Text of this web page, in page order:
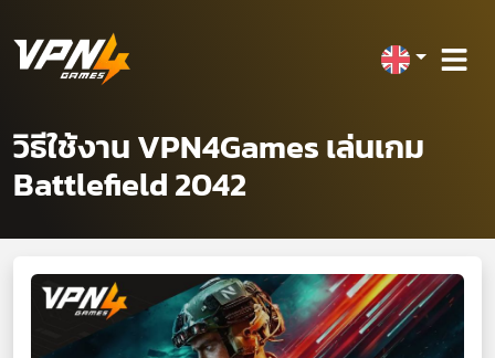
วิธีใช้งาน VPN4Games เล่นเกม
Battlefield 2042